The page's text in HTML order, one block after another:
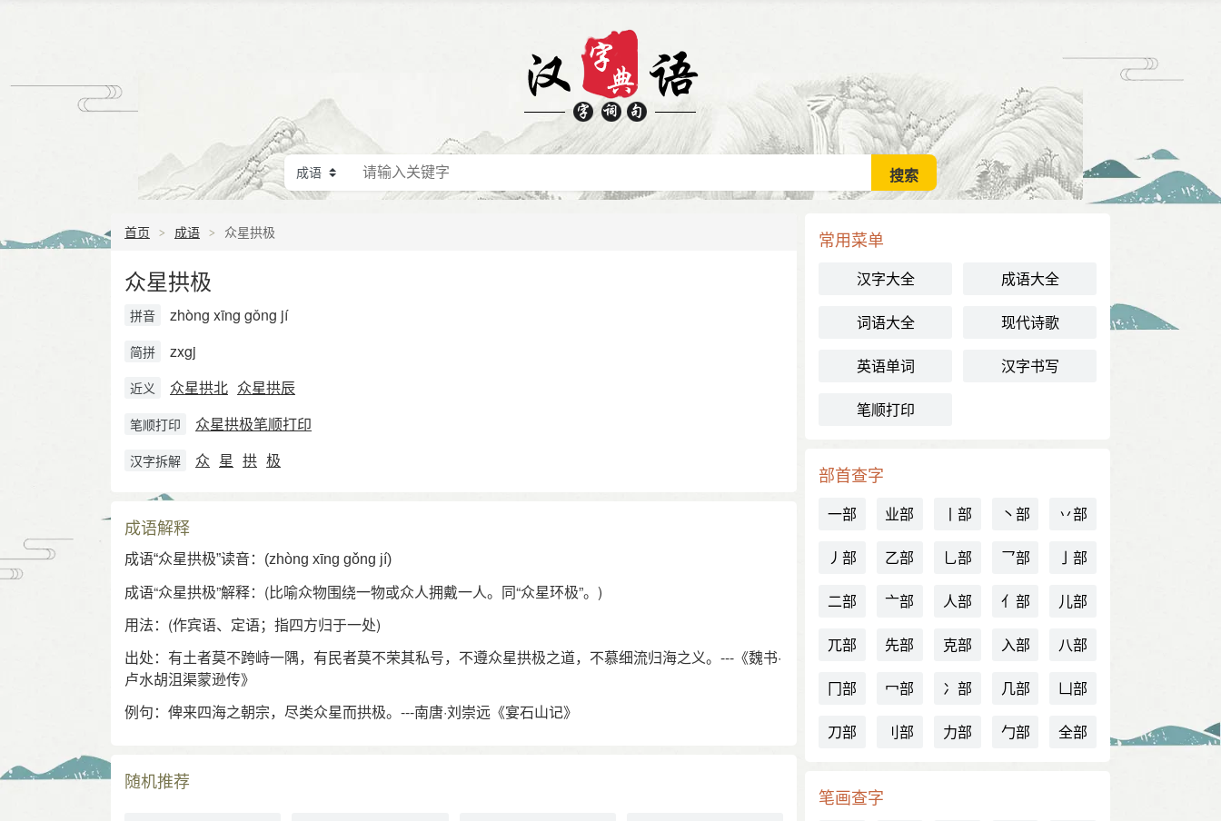
首页 成语 众星拱极
众星拱极
拼音 zhòng xīng gǒng jí
简拼 zxgj
近义 众星拱北 众星拱辰
笔顺打印 众星拱极笔顺打印
汉字拆解 众 星 拱 极
成语解释
成语“众星拱极”读音：(zhòng xīng gǒng jí)
成语“众星拱极”解释：(比喻众物围绕一物或众人拥戴一人。同“众星环极”。)
用法：(作宾语、定语；指四方归于一处)
出处： 有土者莫不跨峙一隅，有民者莫不荣其私号，不遵众星拱极之道，不慕细流归海之义。---《魏书·
卢水胡沮渠蒙逊传》
例句： 俾来四海之朝宗，尽类众星而拱极。---南唐·刘崇远《宴石山记》
随机推荐
常用菜单
汉字大全 成语大全
词语大全 现代诗歌
英语单词 汉字书写
笔顺打印
部首查字
一部 业部 丨部 丶部 丷部
丿部 乙部 乚部 乛部 亅部
二部 亠部 人部 亻部 儿部
兀部 先部 克部 入部 八部
冂部 冖部 冫部 几部 凵部
刀部 刂部 力部 勹部 全部
笔画查字